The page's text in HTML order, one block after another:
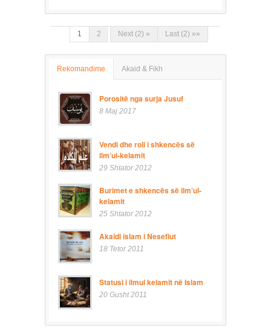
1 2 Next (2) » Last (2) »»
Rekomandime Akaid & Fikh
Porositë nga surja Jusuf
8 Maj 2017
Vendi dhe roli i shkencës së
ilm’ul-kelamit
29 Shtator 2012
Burimet e shkencës së ilm’ul-
kelamit
25 Shtator 2012
Akaidi islam i Nesefiut
18 Tetor 2011
Statusi i ilmul kelamit në Islam
20 Gusht 2011